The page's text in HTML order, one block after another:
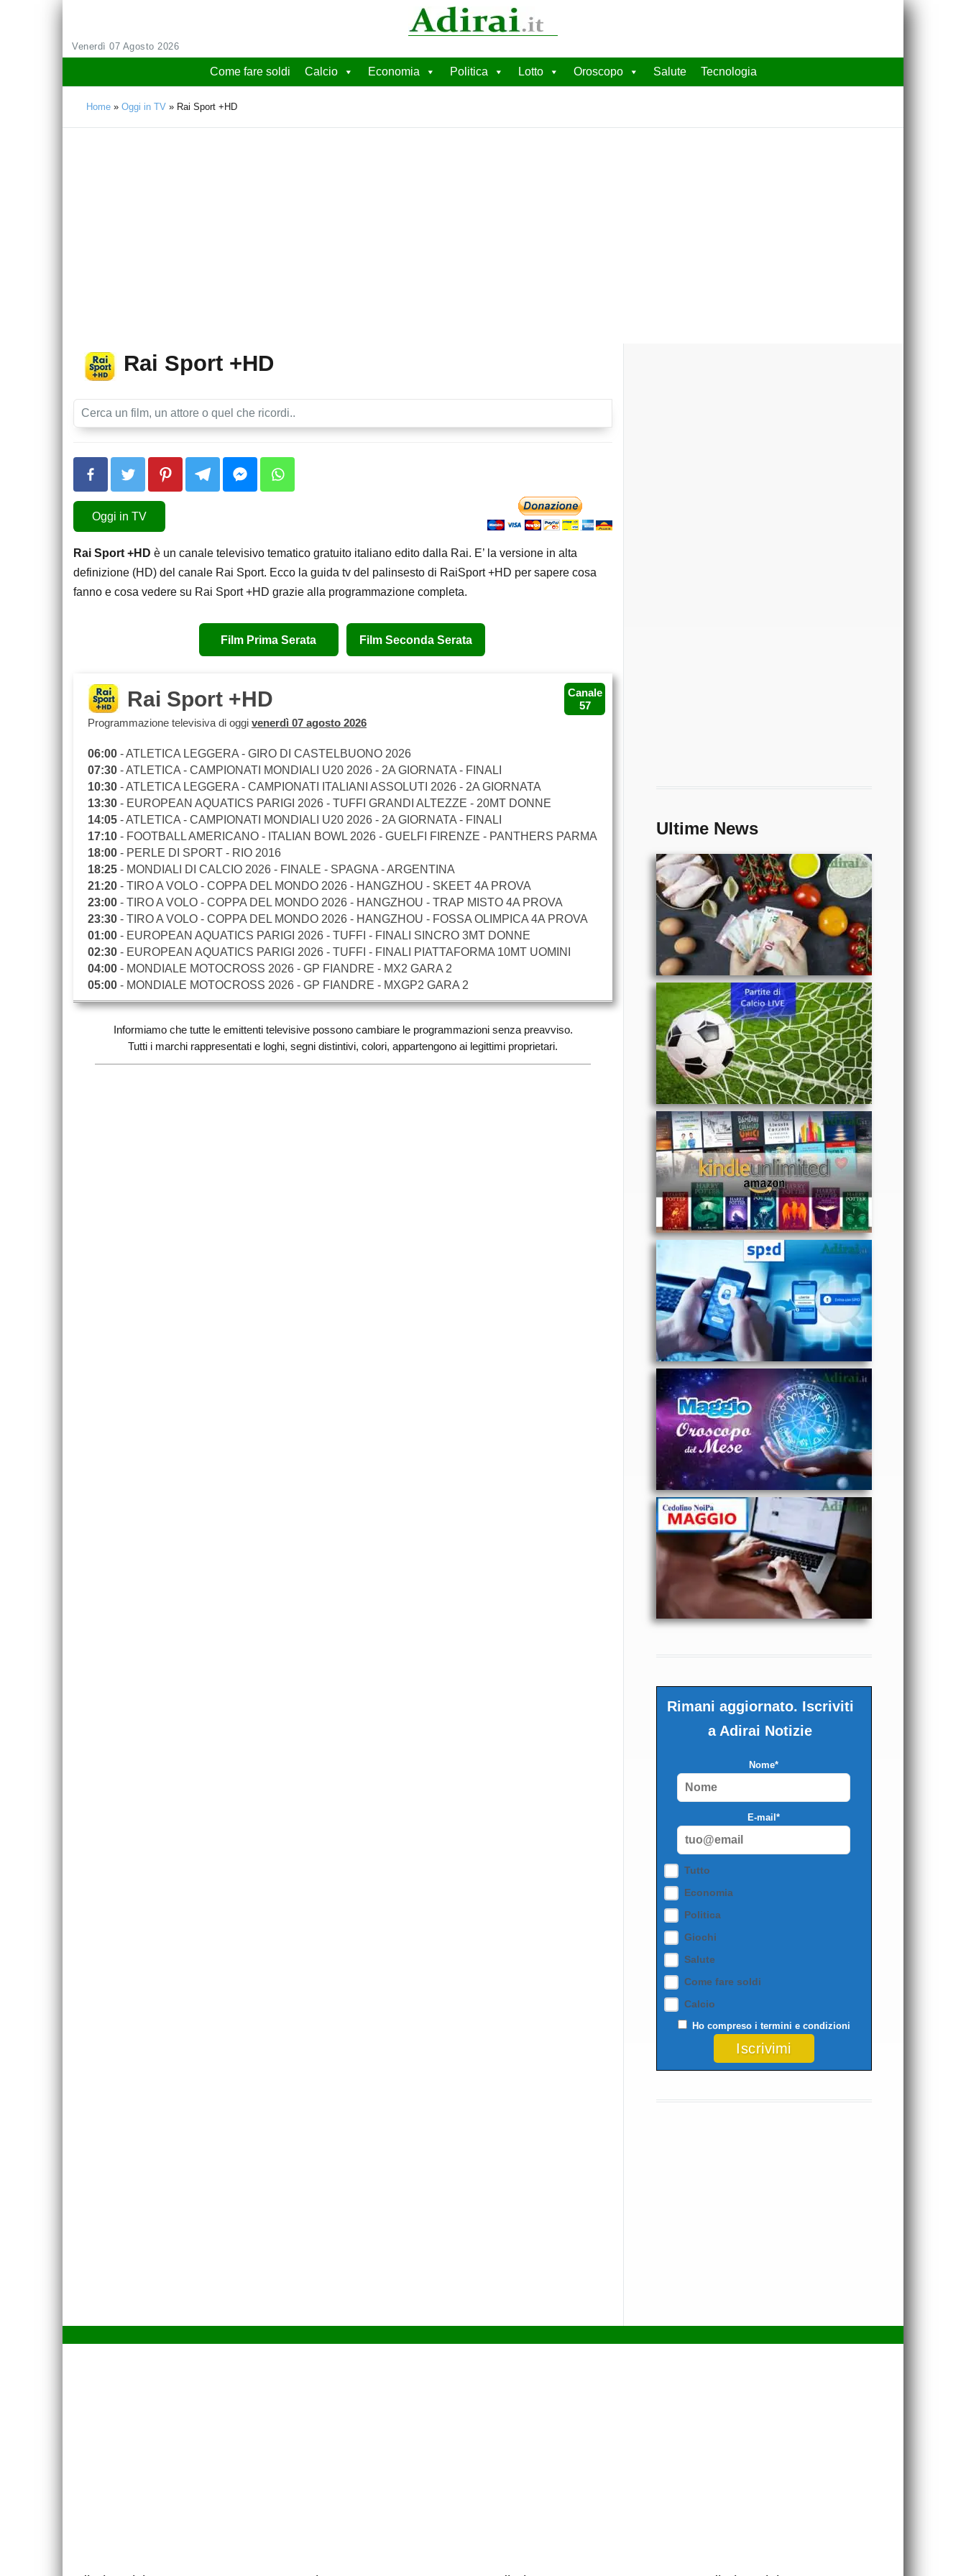
Venerdì 07 Agosto 2026
Come fare soldi Calcio Economia Politica Lotto Oroscopo Salute Tecnologia
Home » Oggi in TV » Rai Sport +HD
Rai Sport +HD
Oggi in TV
Rai Sport +HD è un canale televisivo tematico gratuito italiano edito dalla Rai. E’ la versione in alta
definizione (HD) del canale Rai Sport. Ecco la guida tv del palinsesto di RaiSport +HD per sapere cosa
fanno e cosa vedere su Rai Sport +HD grazie alla programmazione completa.
Film Prima Serata Film Seconda Serata
Rai Sport +HD
Canale
57
Programmazione televisiva di oggi venerdì 07 agosto 2026
06:00 - ATLETICA LEGGERA - GIRO DI CASTELBUONO 2026
07:30 - ATLETICA - CAMPIONATI MONDIALI U20 2026 - 2A GIORNATA - FINALI
10:30 - ATLETICA LEGGERA - CAMPIONATI ITALIANI ASSOLUTI 2026 - 2A GIORNATA
13:30 - EUROPEAN AQUATICS PARIGI 2026 - TUFFI GRANDI ALTEZZE - 20MT DONNE
14:05 - ATLETICA - CAMPIONATI MONDIALI U20 2026 - 2A GIORNATA - FINALI
17:10 - FOOTBALL AMERICANO - ITALIAN BOWL 2026 - GUELFI FIRENZE - PANTHERS PARMA
18:00 - PERLE DI SPORT - RIO 2016
18:25 - MONDIALI DI CALCIO 2026 - FINALE - SPAGNA - ARGENTINA
21:20 - TIRO A VOLO - COPPA DEL MONDO 2026 - HANGZHOU - SKEET 4A PROVA
23:00 - TIRO A VOLO - COPPA DEL MONDO 2026 - HANGZHOU - TRAP MISTO 4A PROVA
23:30 - TIRO A VOLO - COPPA DEL MONDO 2026 - HANGZHOU - FOSSA OLIMPICA 4A PROVA
01:00 - EUROPEAN AQUATICS PARIGI 2026 - TUFFI - FINALI SINCRO 3MT DONNE
02:30 - EUROPEAN AQUATICS PARIGI 2026 - TUFFI - FINALI PIATTAFORMA 10MT UOMINI
04:00 - MONDIALE MOTOCROSS 2026 - GP FIANDRE - MX2 GARA 2
05:00 - MONDIALE MOTOCROSS 2026 - GP FIANDRE - MXGP2 GARA 2
Informiamo che tutte le emittenti televisive possono cambiare le programmazioni senza preavviso.
Tutti i marchi rappresentati e loghi, segni distintivi, colori, appartengono ai legittimi proprietari.
Ultime News
alimentare
- Partite
di oggi
orari e
risultati
in tempo
reale
TECNOLOGIA
-
Abbonamento
Kindle
Unlimited
costo Amazon
e iscrizione
gratis
TECNOLOGIA
- Come si fa lo
SPID: gestori
abilitati,
autenticazione,
accesso, a
cosa serve e
assistenza
OROSCOPO
- Oroscopo
Maggio 2025
Amore,
Lavoro e
Salute segno
per segno
ECONOMIA
- NoiPa
cedolino
Maggio
2025 data
accredito
stipendi PA
Rimani aggiornato. Iscriviti
a Adirai Notizie
Nome*
E-mail*
Tutto
Economia
Politica
Giochi
Salute
Come fare soldi
Calcio
Ho compreso i termini e condizioni